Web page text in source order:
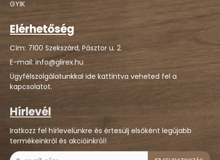
GYIK
Elérhetőség
Cím: 7100 Szekszárd, Pásztor u. 2.
E-mail: info@glirex.hu
Ügyfélszolgálatunkkal ide kattintva veheted fel a
kapcsolatot.
Hírlevél
Iratkozz fel hírlevelünkre és értesülj elsőként legújabb
termékeinkről és akcióinkról!